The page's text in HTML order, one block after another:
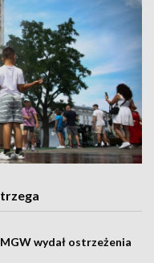
wydał ostrzeżenia